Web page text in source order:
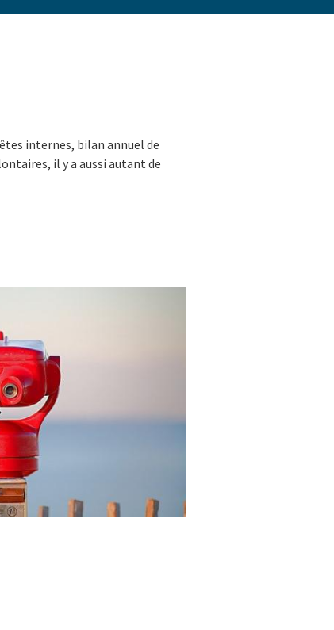
internes, bilan annuel de
il y a aussi autant de